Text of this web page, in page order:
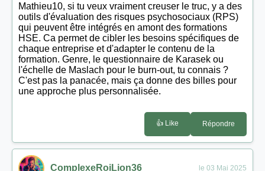
Mathieu10, si tu veux vraiment creuser le truc, y a des
outils d'évaluation des risques psychosociaux (RPS)
qui peuvent être intégrés en amont des formations
HSE. Ca permet de cibler les besoins spécifiques de
chaque entreprise et d'adapter le contenu de la
formation. Genre, le questionnaire de Karasek ou
l'échelle de Maslach pour le burn-out, tu connais ?
C'est pas la panacée, mais ça donne des billes pour
une approche plus personnalisée.
👍 Like Répondre
ComplexeRoiLion36 le 03 Mai 2025